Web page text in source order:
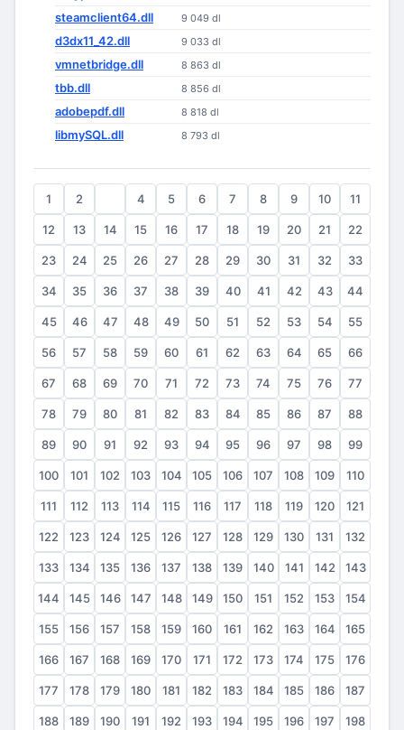
steamclient64.dll 9 049 dl
d3dx11_42.dll 9 033 dl
vmnetbridge.dll 8 863 dl
tbb.dll 8 856 dl
adobepdf.dll 8 818 dl
libmySQL.dll 8 793 dl
1 2 4 5 6 7 8 9 10 11
12 13 14 15 16 17 18 19 20 21 22
23 24 25 26 27 28 29 30 31 32 33
34 35 36 37 38 39 40 41 42 43 44
45 46 47 48 49 50 51 52 53 54 55
56 57 58 59 60 61 62 63 64 65 66
67 68 69 70 71 72 73 74 75 76 77
78 79 80 81 82 83 84 85 86 87 88
89 90 91 92 93 94 95 96 97 98 99
100 101 102 103 104 105 106 107 108 109 110
111 112 113 114 115 116 117 118 119 120 121
122 123 124 125 126 127 128 129 130 131 132
133 134 135 136 137 138 139 140 141 142 143
144 145 146 147 148 149 150 151 152 153 154
155 156 157 158 159 160 161 162 163 164 165
166 167 168 169 170 171 172 173 174 175 176
177 178 179 180 181 182 183 184 185 186 187
188 189 190 191 192 193 194 195 196 197 198